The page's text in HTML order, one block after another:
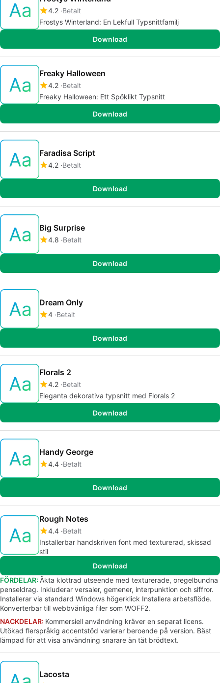
4.2 Betalt
Frostys Winterland: En Lekfull Typsnittfamilj
Download
Freaky Halloween
4.2 Betalt
Freaky Halloween: Ett Spöklikt Typsnitt
Download
Faradisa Script
4.2 Betalt
Download
Big Surprise
4.8 Betalt
Download
Dream Only
4 Betalt
Download
Florals 2
4.2 Betalt
Eleganta dekorativa typsnitt med Florals 2
Download
Handy George
4.4 Betalt
Download
Rough Notes
4.4 Betalt
Installerbar handskriven font med texturerad, skissad
stil
Download
FÖRDELAR: Äkta klottrad utseende med texturerade, oregelbundna
penseldrag. Inkluderar versaler, gemener, interpunktion och siffror.
Installerar via standard Windows högerklick Installera arbetsflöde.
Konverterbar till webbvänliga filer som WOFF2.
NACKDELAR: Kommersiell användning kräver en separat licens.
Utökad flerspråkig accentstöd varierar beroende på version. Bäst
lämpad för att visa användning snarare än tät brödtext.
Lacosta